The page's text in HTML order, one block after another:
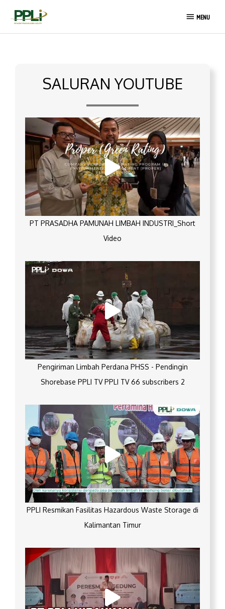
MENU
MENU
SALURAN YOUTUBE
PT PRASADHA PAMUNAH LIMBAH INDUSTRI_Short
Video
Pengiriman Limbah Perdana PHSS - Pendingin
Shorebase PPLI TV PPLI TV 66 subscribers 2
PPLI Resmikan Fasilitas Hazardous Waste Storage di
Kalimantan Timur